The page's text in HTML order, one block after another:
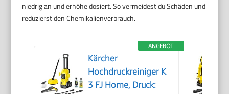
niedrig an und erhöhe dosiert. So vermeidest du Schäden und
reduzierst den Chemikalienverbrauch.
ANGEBOT
Kärcher
Hochdruckreiniger K
3 FJ Home, Druck: